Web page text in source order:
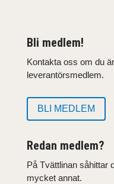
Bli medlem!
Kontakta oss om du
leverantörsmedlem.
BLI MEDLEM
Redan medlem?
På Tvättlinan såhittar
mycket annat.